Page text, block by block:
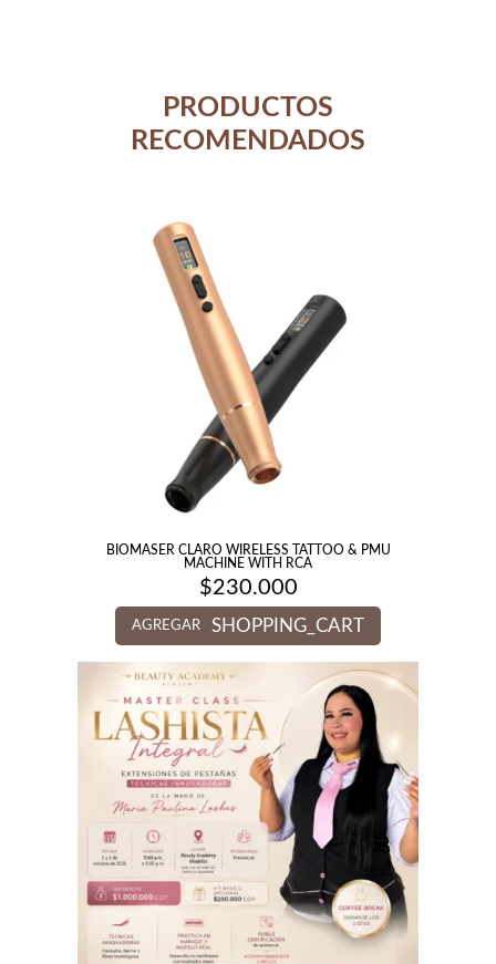
PRODUCTOS
RECOMENDADOS
BIOMASER CLARO WIRELESS TATTOO & PMU
MACHINE WITH RCA
$230.000
AGREGAR SHOPPING_CART